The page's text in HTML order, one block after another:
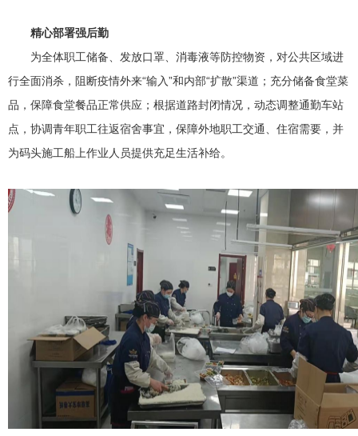
精心部署强后勤
为全体职工储备、发放口罩、消毒液等防控物资，对公共区域进
行全面消杀，阻断疫情外来“输入”和内部“扩散”渠道；充分储备食堂菜
品，保障食堂餐品正常供应；根据道路封闭情况，动态调整通勤车站
点，协调青年职工往返宿舍事宜，保障外地职工交通、住宿需要，并
为码头施工船上作业人员提供充足生活补给。